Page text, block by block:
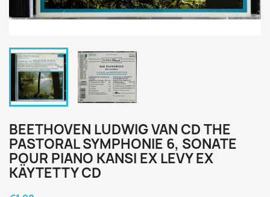
BEETHOVEN LUDWIG VAN CD THE
PASTORAL SYMPHONIE 6, SONATE
POUR PIANO KANSI EX LEVY EX
KÄYTETTY CD